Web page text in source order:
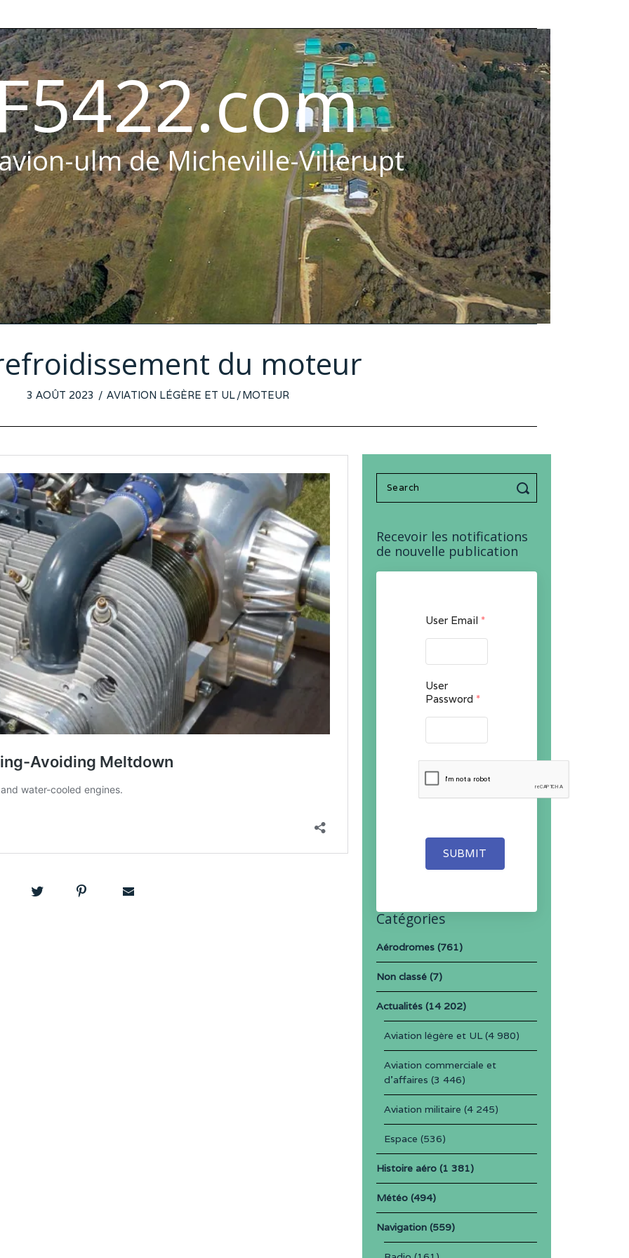
ulm de Micheville-Villerupt
du moteur
POSTED
3 AOÛT 2023 2
2023
AVIATION LÉGÈRE ET UL/MOTEUR
Search
for:
Recevoir les notifications
de nouvelle publication
User Email *
User
Password *
SUBMIT
Catégories
Aérodromes(761)
Non classé(7)
Actualités(14 202)
Aviation légère et UL(4 980)
Aviation commerciale et
d'affaires (3 446)
Aviation militaire (4 245)
Espace (536)
Histoire aéro(1 381)
Météo(494)
Navigation(559)